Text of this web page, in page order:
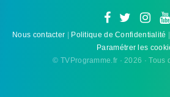
Nous contacter | Politique de Confidentialité |
Paramétrer les
© TVProgramme.fr · 2026 · Tous
Accepter
Refuser